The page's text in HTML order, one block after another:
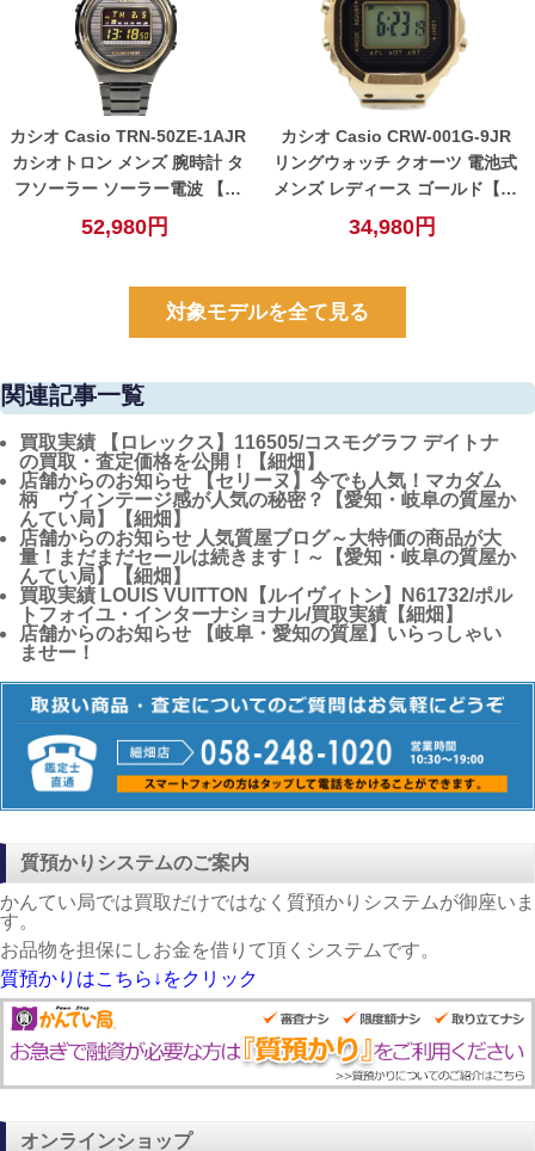
カシオ Casio TRN-50ZE-1AJR
カシオトロン メンズ 腕時計 タ
フソーラー ソーラー電波 【中
古】
52,980円
カシオ Casio CRW-001G-9JR
リングウォッチ クオーツ 電池式
メンズ レディース ゴールド【中
古】
34,980円
対象モデルを全て見る
関連記事一覧
買取実績 【ロレックス】116505/コスモグラフ デイトナ
の買取・査定価格を公開！【細畑】
店舗からのお知らせ 【セリーヌ】今でも人気！マカダム
柄 ヴィンテージ感が人気の秘密？【愛知・岐阜の質屋か
んてい局】【細畑】
店舗からのお知らせ 人気質屋ブログ～大特価の商品が大
量！まだまだセールは続きます！～【愛知・岐阜の質屋か
んてい局】【細畑】
買取実績 LOUIS VUITTON【ルイヴィトン】N61732/ポル
トフォイユ・インターナショナル/買取実績【細畑】
店舗からのお知らせ 【岐阜・愛知の質屋】いらっしゃい
ませー！
質預かりシステムのご案内
かんてい局では買取だけではなく質預かりシステムが御座いま
す。
お品物を担保にしお金を借りて頂くシステムです。
質預かりはこちら↓をクリック
オンラインショップ